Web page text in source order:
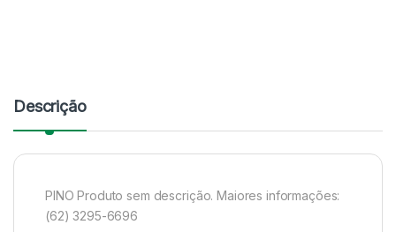
Descrição
PINO Produto sem descrição. Maiores informações:
(62) 3295-6696